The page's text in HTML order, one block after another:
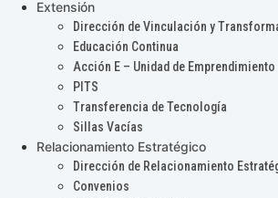
Extensión
Dirección de Vinculación y
Educación Continua
Acción E – Unidad de Emprendimiento
PITS
Transferencia de Tecnología
Sillas Vacías
Relacionamiento Estratégico
Dirección de Relacionamiento
Convenios